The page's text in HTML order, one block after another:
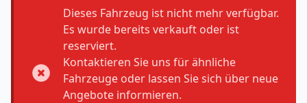
Dieses Fahrzeug ist nicht mehr verfügbar.
Es wurde bereits verkauft oder ist
reserviert.
Kontaktieren Sie uns für ähnliche
Fahrzeuge oder lassen Sie sich über neue
Angebote informieren.